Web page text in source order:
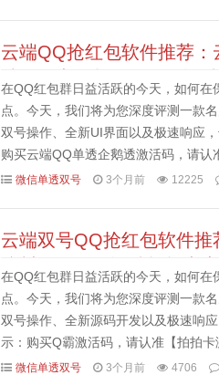
云端QQ抢红包软件推荐
持，天卡授权，激活码认
在QQ红包群日益活跃的今天，如何在
点。今天，我们将为您深度评测一款
双号操作、全新UI界面以及极速响应
购买云端QQ单透企鹅透激活码，请
仔细核对需求。一、 核心卖点解析：
微信单透双号 3个月前 12225
云端双号QQ抢红包软件
防封，激活码认准拍拍卡商
在QQ红包群日益活跃的今天，如何在
点。今天，我们将为您深度评测一款
双号操作、全新源码开发以及极速响
示：购买Q霸激活码，请认准【拍拍
求。一、 核心卖点解析：为什么选择
微信单透双号 3个月前 4706